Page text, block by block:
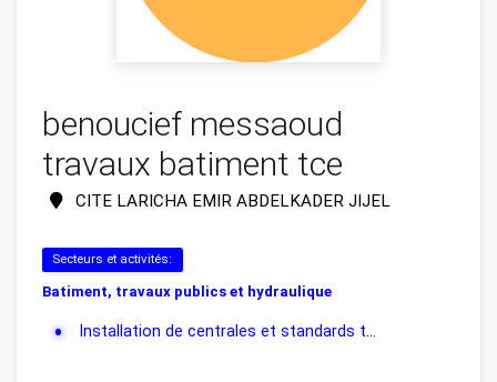
benoucief messaoud
travaux batiment tce
CITE LARICHA EMIR ABDELKADER JIJEL
Secteurs et activités:
Batiment, travaux publics et hydraulique
Installation de centrales et standards t...